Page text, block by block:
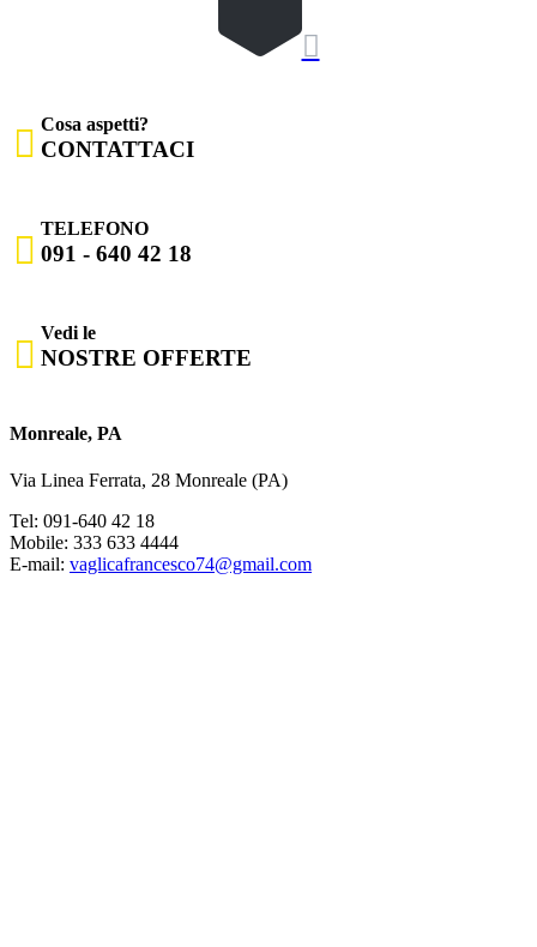

 Cosa aspetti?
CONTATTACI

TELEFONO
091 - 640 42 18

Vedi le
NOSTRE OFFERTE
Monreale, PA
Via Linea Ferrata, 28 Monreale (PA)
Tel: 091-640 42 18
Mobile: 333 633 4444
E-mail: vaglicafrancesco74@gmail.com